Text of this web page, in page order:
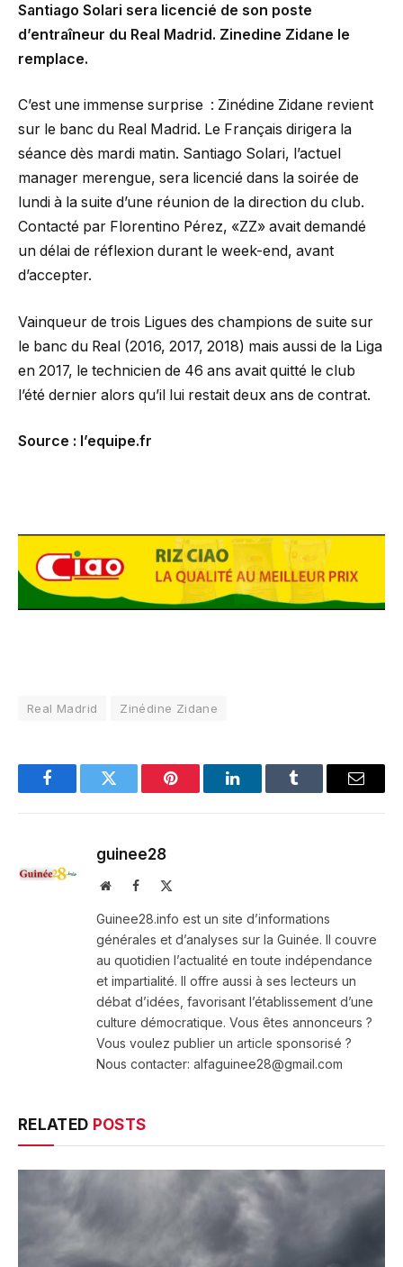
Santiago Solari sera licencié de son poste
d’entraîneur du Real Madrid. Zinedine Zidane le
remplace.
C’est une immense surprise : Zinédine Zidane revient
sur le banc du Real Madrid. Le Français dirigera la
séance dès mardi matin. Santiago Solari, l’actuel
manager merengue, sera licencié dans la soirée de
lundi à la suite d’une réunion de la direction du club.
Contacté par Florentino Pérez, «ZZ» avait demandé
un délai de réflexion durant le week-end, avant
d’accepter.
Vainqueur de trois Ligues des champions de suite sur
le banc du Real (2016, 2017, 2018) mais aussi de la Liga
en 2017, le technicien de 46 ans avait quitté le club
l’été dernier alors qu’il lui restait deux ans de contrat.
Source : l’equipe.fr
Real Madrid Zinédine Zidane
FacebookTwitter Pinterest LinkedInTumblr Email
guinee28
WebsiteFacebook
Guinee28.info est un site d’informations
générales et d’analyses sur la Guinée. Il couvre
au quotidien l’actualité en toute indépendance
et impartialité. Il offre aussi à ses lecteurs un
débat d’idées, favorisant l’établissement d’une
culture démocratique. Vous êtes annonceurs ?
Vous voulez publier un article sponsorisé ?
Nous contacter: alfaguinee28@gmail.com
RELATED POSTS